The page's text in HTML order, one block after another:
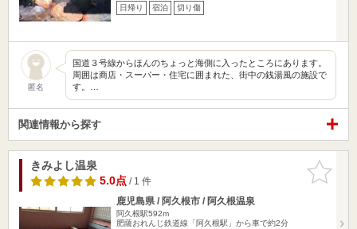
日帰り 宿泊 切り傷
匿名
国道３号線からほんのちょっと海側に入ったところにあります。
周囲は商店・スーパー・住宅に囲まれた、街中の銭湯風の施設で
す。…
関連情報から探す
お気に入
りに追加
きみよし温泉
5.0点/ 1 件
鹿児島県 / 阿久根市 / 阿久根温泉
阿久根駅592m
肥薩おれんじ鉄道線「阿久根駅」から車で約2分